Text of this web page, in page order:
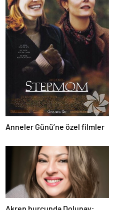
Anneler Günü’ne özel filmler